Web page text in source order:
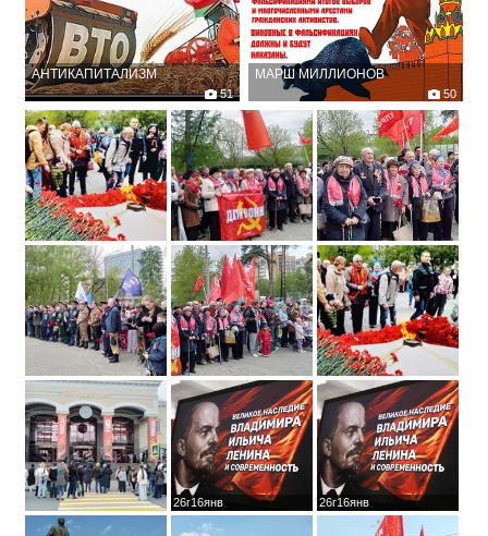
АНТИКАПИТАЛИЗМ
51
Время не ждет — рабочий
класс вперед! Программист,
шахтер, спецназ — это наш
рабочий класс! Долой хозяев
и господ — освободи себя
народ! Вступай в РОТ Фронт —
начни в стране ремонт!
Чиновник, господин, ответ наш
один: поганой метлой сметём
вас долой! ВТО и НАТО даром
нам не надо! Время новое
придёт — без хозяев,
без господ.
МАРШ МИЛЛИОНОВ
50
Вставайте, люди русские На
славный бой, на смертный бой !
Вставайте люди вольные За
нашу землю честную ! Живым
бойцам - почёт и честь А
мёртвым - слава вечна...
26г16янв 26г16янв